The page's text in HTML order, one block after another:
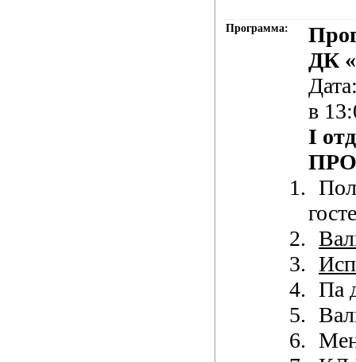
Программа:
ДК
в
I
1.
2.
3.
4. Па
5.
6.